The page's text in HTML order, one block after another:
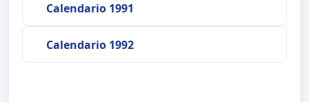
Calendario 1991
Calendario 1992